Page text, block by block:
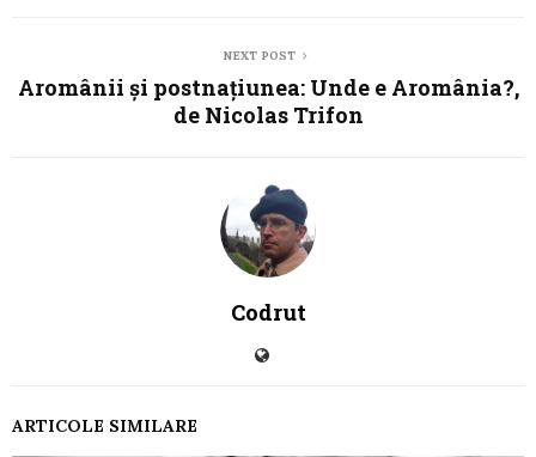
NEXT POST
Aromânii și postnațiunea: Unde e Aromânia?,
de Nicolas Trifon
Codrut
ARTICOLE SIMILARE